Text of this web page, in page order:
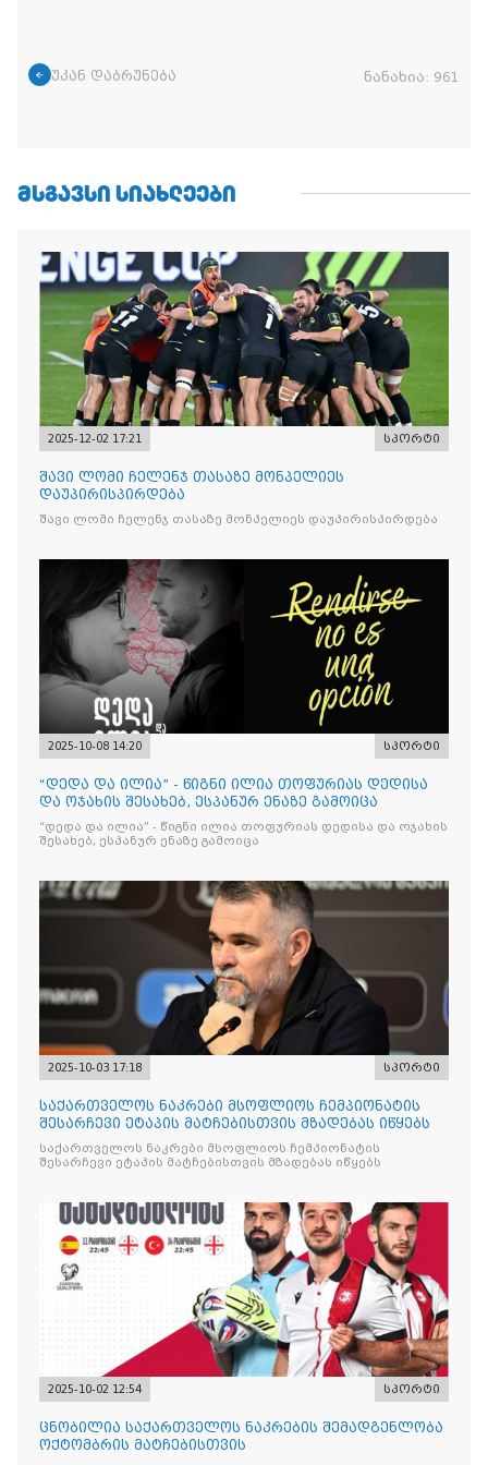
უკან დაბრუნება ნანახია: 961
ᲛᲡᲒᲐᲕᲡᲘ ᲡᲘᲐᲮᲚᲔᲔᲑᲘ
2025-12-02 17:21 სპორტი
შავი ლომი ჩელენჯ თასაზე მონპელიეს
დაუპირისპირდება
შავი ლომი ჩელენჯ თასაზე მონპელიეს დაუპირისპირდება
2025-10-08 14:20 სპორტი
“დედა და ილია” - წიგნი ილია თოფურიას დედისა
და ოჯახის შესახებ, ესპანურ ენაზე გამოიცა
“დედა და ილია” - წიგნი ილია თოფურიას დედისა და ოჯახის
შესახებ, ესპანურ ენაზე გამოიცა
2025-10-03 17:18 სპორტი
საქართველოს ნაკრები მსოფლიოს ჩემპიონატის
შესარჩევი ეტაპის მატჩებისთვის მზადებას იწყებს
საქართველოს ნაკრები მსოფლიოს ჩემპიონატის
შესარჩევი ეტაპის მატჩებისთვის მზადებას იწყებს
2025-10-02 12:54 სპორტი
ცნობილია საქართველოს ნაკრების შემადგენლობა
ოქტომბრის მატჩებისთვის